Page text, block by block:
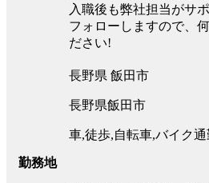
入職後も弊社担当がサポ
フォローしますので、
ださい!
勤務地
長野県 飯田市
長野県飯田市
車,徒歩,自転車,バイク